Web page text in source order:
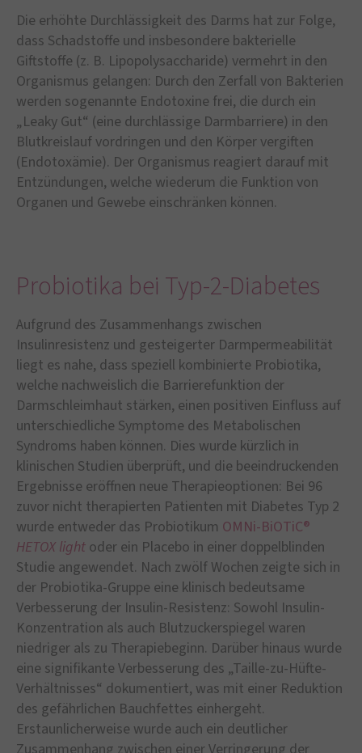
Die erhöhte Durchlässigkeit des Darms hat zur Folge,
dass Schadstoffe und insbesondere bakterielle
Giftstoffe (z. B. Lipopolysaccharide) vermehrt in den
Organismus gelangen: Durch den Zerfall von Bakterien
werden sogenannte Endotoxine frei, die durch ein
„Leaky Gut“ (eine durchlässige Darmbarriere) in den
Blutkreislauf vordringen und den Körper vergiften
(Endotoxämie). Der Organismus reagiert darauf mit
Entzündungen, welche wiederum die Funktion von
Organen und Gewebe einschränken können.
Probiotika bei Typ-2-Diabetes
Aufgrund des Zusammenhangs zwischen
Insulinresistenz und gesteigerter Darmpermeabilität
liegt es nahe, dass speziell kombinierte Probiotika,
welche nachweislich die Barrierefunktion der
Darmschleimhaut stärken, einen positiven Einfluss auf
unterschiedliche Symptome des Metabolischen
Syndroms haben können. Dies wurde kürzlich in
klinischen Studien überprüft, und die beeindruckenden
Ergebnisse eröffnen neue Therapieoptionen: Bei 96
zuvor nicht therapierten Patienten mit Diabetes Typ 2
wurde entweder das Probiotikum OMNi-BiOTiC®
HETOX light oder ein Placebo in einer doppelblinden
Studie angewendet. Nach zwölf Wochen zeigte sich in
der Probiotika-Gruppe eine klinisch bedeutsame
Verbesserung der Insulin-Resistenz: Sowohl Insulin-
Konzentration als auch Blutzuckerspiegel waren
niedriger als zu Therapiebeginn. Darüber hinaus wurde
eine signifikante Verbesserung des „Taille-zu-Hüfte-
Verhältnisses“ dokumentiert, was mit einer Reduktion
des gefährlichen Bauchfettes einhergeht.
Erstaunlicherweise wurde auch ein deutlicher